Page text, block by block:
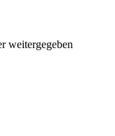
weitergegeben